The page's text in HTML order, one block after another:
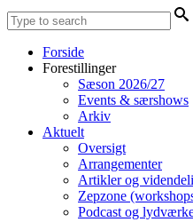
Forside
Forestillinger
Sæson 2026/27
Events & særshows
Arkiv
Aktuelt
Oversigt
Arrangementer
Artikler og
Zepzone
Podcast og